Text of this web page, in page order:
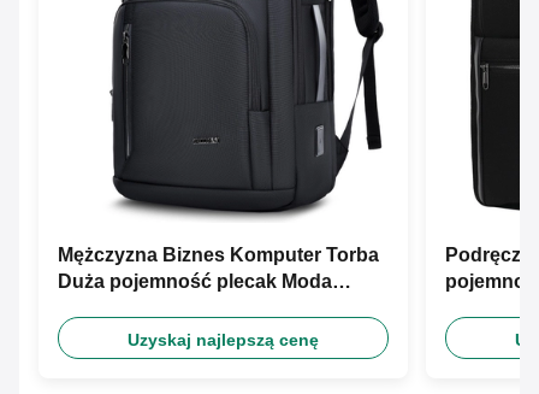
Mężczyzna Biznes Komputer Torba
Duża pojemność plecak Moda
Uzyskaj najlepszą cenę